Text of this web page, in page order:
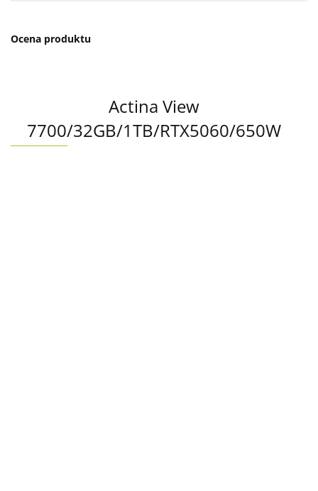
Ocena produktu
Actina View
7700/32GB/1TB/RTX5060/650W